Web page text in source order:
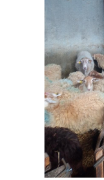
CONTACT